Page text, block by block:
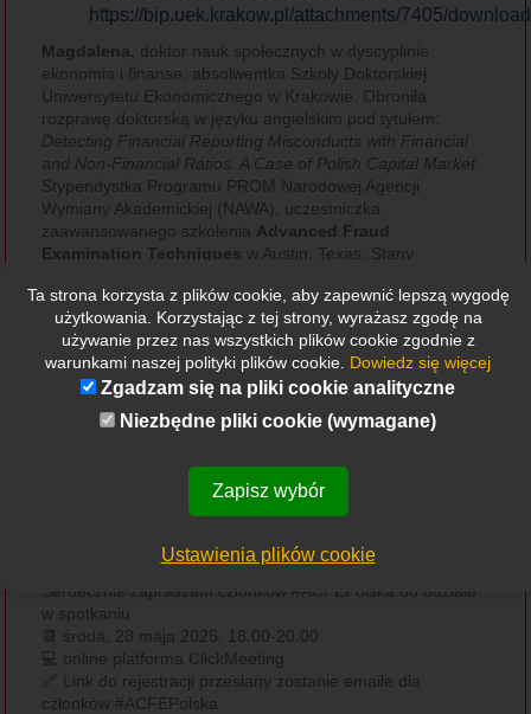
https://bip.uek.krakow.pl/attachments/7405/download
Magdalena, doktor nauk społecznych w dyscyplinie
ekonomia i finanse, absolwentka Szkoły Doktorskiej
Uniwersytetu Ekonomicznego w Krakowie. Obroniła
rozprawę doktorską w języku angielskim pod tytułem:
Detecting Financial Reporting Misconducts with Financial
and Non-Financial Ratios. A Case of Polish Capital Market
Stypendystka Programu PROM Narodowej Agencji
Wymiany Akademickiej (NAWA), uczestniczka
zaawansowanego szkolenia Advanced Fraud
Examination Techniques w Austin, Texas, Stany
Wykładowczyni akademicka z doświadczeniem
dydaktycznym w języku polskim i angielskim w na kilku
uczelniach,Uniwersytecie Ekonomicznym w Krakowie,
Uniwersytecie Ekonomicznym w Katowicach,Akademii
Górnośląskiej im. Wojciecha Korfantego,Uczelni
Korczaka oraz University of Applied Sciences
Nordhausen(Niemcy).
angielskim – obejmujących tematykę
finansowych i kapitałowych,Capital Markets Union
sustainability
Serdecznie zapraszam członków #ACFEPolska do udziału
w spotkaniu
📆 środa, 28 maja 2025, 18.00-20.00
💻 online platforma ClickMeeting
🔗 Link do rejestracji przesłany zostanie emaile dla
członków #ACFEPolska
Ta strona korzysta z plików cookie, aby zapewnić lepszą wygodę
użytkowania. Korzystając z tej strony, wyrażasz zgodę na
używanie przez nas wszystkich plików cookie zgodnie z
warunkami naszej polityki plików cookie. Dowiedz się więcej
Zgadzam się na pliki cookie analityczne
Niezbędne pliki cookie (wymagane)
Zapisz wybór
Ustawienia plików cookie